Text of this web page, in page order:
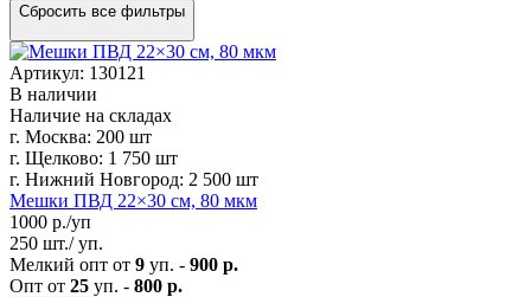
Сбросить все фильтры
Артикул: 130121
В наличии
Наличие на складах
г. Москва: 200 шт
г. Щелково: 1 750 шт
г. Нижний Новгород: 2 500 шт
Мешки ПВД 22×30 см, 80 мкм
1000 р./уп
250 шт./ уп.
Мелкий опт от 9 уп. - 900 р.
Опт от 25 уп. - 800 р.